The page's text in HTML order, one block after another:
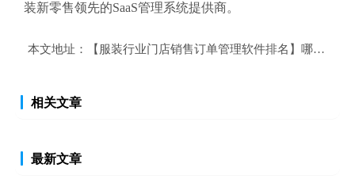
装新零售领先的SaaS管理系统提供商。
本文地址： 【服装行业门店销售订单管理软件排名】哪个好
相关文章
最新文章